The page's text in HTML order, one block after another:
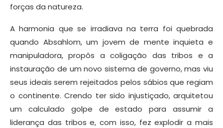
forças da natureza.
A harmonia que se irradiava na terra foi quebrada
quando Absahlom, um jovem de mente inquieta e
manipuladora, propôs a coligação das tribos e a
instauração de um novo sistema de governo, mas viu
seus ideais serem rejeitados pelos sábios que regiam
o continente. Crendo ter sido injustiçado, arquitetou
um calculado golpe de estado para assumir a
liderança das tribos e, com isso, fez explodir a mais